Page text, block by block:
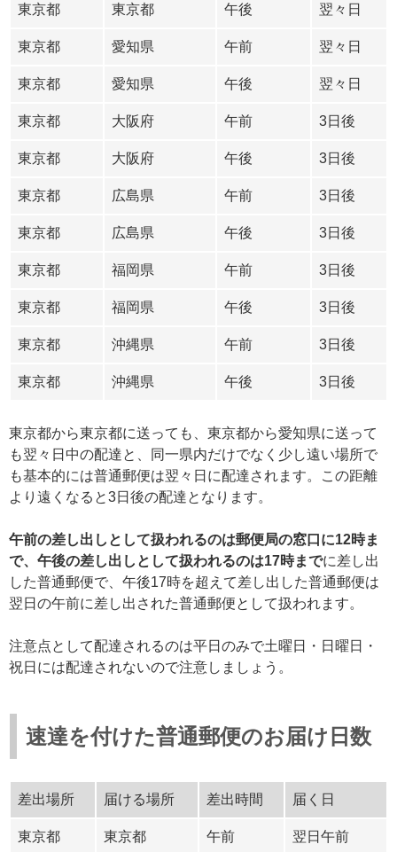
東京都 東京都 午後 翌々日
東京都 愛知県 午前 翌々日
東京都 愛知県 午後 翌々日
東京都 大阪府 午前 3日後
東京都 大阪府 午後 3日後
東京都 広島県 午前 3日後
東京都 広島県 午後 3日後
東京都 福岡県 午前 3日後
東京都 福岡県 午後 3日後
東京都 沖縄県 午前 3日後
東京都 沖縄県 午後 3日後
東京都から東京都に送っても、東京都から愛知県に送って
も翌々日中の配達と、同一県内だけでなく少し遠い場所で
も基本的には普通郵便は翌々日に配達されます。この距離
より遠くなると3日後の配達となります。
午前の差し出しとして扱われるのは郵便局の窓口に12時ま
で、午後の差し出しとして扱われるのは17時までに差し出
した普通郵便で、午後17時を超えて差し出した普通郵便は
翌日の午前に差し出された普通郵便として扱われます。
注意点として配達されるのは平日のみで土曜日・日曜日・
祝日には配達されないので注意しましょう。
速達を付けた普通郵便のお届け日数
差出場所 届ける場所 差出時間 届く日
東京都 東京都 午前 翌日午前